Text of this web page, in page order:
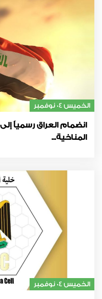
الخميس 04 نوفمبر
انضمام العراق رسمياً
المناخية...
الخميس 04 نوفمبر